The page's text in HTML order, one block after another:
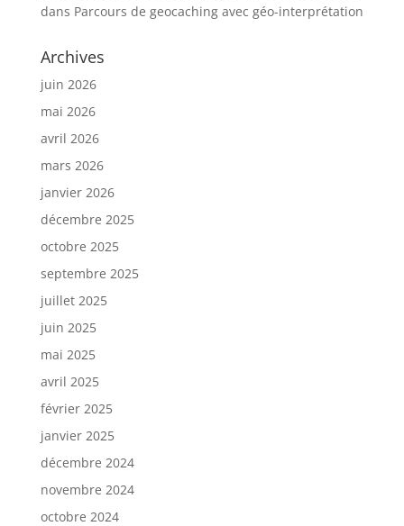
dans Parcours de geocaching avec géo-interprétation
Archives
juin 2026
mai 2026
avril 2026
mars 2026
janvier 2026
décembre 2025
octobre 2025
septembre 2025
juillet 2025
juin 2025
mai 2025
avril 2025
février 2025
janvier 2025
décembre 2024
novembre 2024
octobre 2024